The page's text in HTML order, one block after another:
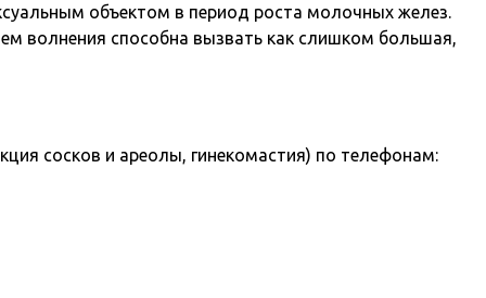
объектом в период роста молочных желез.
волнения способна вызвать как слишком большая,
сосков и ареолы, гинекомастия) по телефонам: